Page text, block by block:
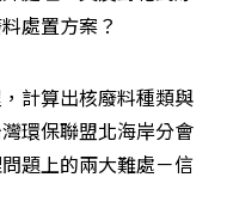
處置方案？
計算出核廢料種類與
環保聯盟北海岸分會
題上的兩大難處－信